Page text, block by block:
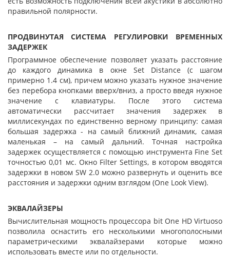
правильной полярности.
ПРОДВИНУТАЯ СИСТЕМА РЕГУЛИРОВКИ ВРЕМЕННЫХ
ЗАДЕРЖЕК
Программное обеспечение позволяет указать расстояние
до каждого динамика в окне Set Distance (с шагом
примерно 1.4 см), причем можно указать нужное значение
без перебора кнопками вверх/вниз, а просто введя нужное
значение с клавиатуры. После этого система
автоматически рассчитает значения задержек в
миллисекундах по единственно верному принципу: самая
большая задержка - на самый ближний динамик, самая
маленькая – на самый дальний. Точная настройка
задержек осуществляется с помощью инструмента Fine Set
точностью 0,01 мс. Окно Filter Settings, в котором вводятся
задержки в новом SW 2.0 можно развернуть и оценить все
расстояния и задержки одним взглядом (One Look View).
ЭКВАЛАЙЗЕРЫ
Вычислительная мощность процессора bit One HD Virtuoso
позволила оснастить его несколькими многополосными
параметрическими эквалайзерами которые можно
использовать вместе или по отдельности.